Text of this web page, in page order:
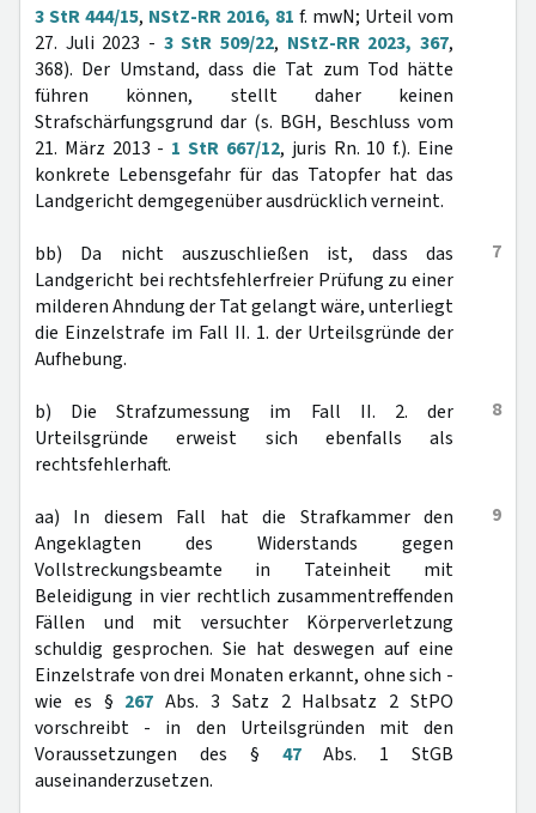
3 StR 444/15, NStZ-RR 2016, 81 f. mwN; Urteil vom
27. Juli 2023 - 3 StR 509/22, NStZ-RR 2023, 367,
368). Der Umstand, dass die Tat zum Tod hätte
führen können, stellt daher keinen
Strafschärfungsgrund dar (s. BGH, Beschluss vom
21. März 2013 - 1 StR 667/12, juris Rn. 10 f.). Eine
konkrete Lebensgefahr für das Tatopfer hat das
Landgericht demgegenüber ausdrücklich verneint.
7
bb) Da nicht auszuschließen ist, dass das
Landgericht bei rechtsfehlerfreier Prüfung zu einer
milderen Ahndung der Tat gelangt wäre, unterliegt
die Einzelstrafe im Fall II. 1. der Urteilsgründe der
Aufhebung.
8
b) Die Strafzumessung im Fall II. 2. der
Urteilsgründe erweist sich ebenfalls als
rechtsfehlerhaft.
9
aa) In diesem Fall hat die Strafkammer den
Angeklagten des Widerstands gegen
Vollstreckungsbeamte in Tateinheit mit
Beleidigung in vier rechtlich zusammentreffenden
Fällen und mit versuchter Körperverletzung
schuldig gesprochen. Sie hat deswegen auf eine
Einzelstrafe von drei Monaten erkannt, ohne sich -
wie es § 267 Abs. 3 Satz 2 Halbsatz 2 StPO
vorschreibt - in den Urteilsgründen mit den
Voraussetzungen des § 47Abs. 1 StGB
auseinanderzusetzen.